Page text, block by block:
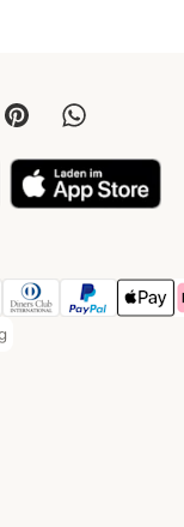
Method
Express Payment
Diners Club Payment
PayPal Payment
Apple
Payment Method